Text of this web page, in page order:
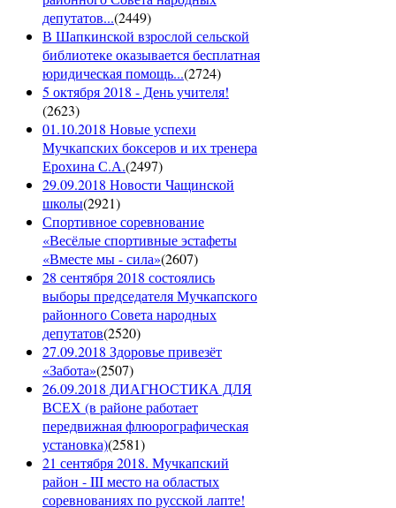
депутатов...(2449)
В Шапкинской взрослой сельской
библиотеке оказывается бесплатная
юридическая помощь...(2724)
5 октября 2018 - День учителя!
(2623)
01.10.2018 Новые успехи
Мучкапских боксеров и их тренера
Ерохина С.А.(2497)
29.09.2018 Новости Чащинской
школы(2921)
Спортивное соревнование
«Весёлые спортивные эстафеты
«Вместе мы - сила»(2607)
28 сентября 2018 состоялись
выборы председателя Мучкапского
районного Совета народных
депутатов(2520)
27.09.2018 Здоровье привезёт
«Забота»(2507)
26.09.2018 ДИАГНОСТИКА ДЛЯ
ВСЕХ (в районе работает
передвижная флюорографическая
установка)(2581)
21 сентября 2018. Мучкапский
район - III место на областых
соревнованиях по русской лапте!